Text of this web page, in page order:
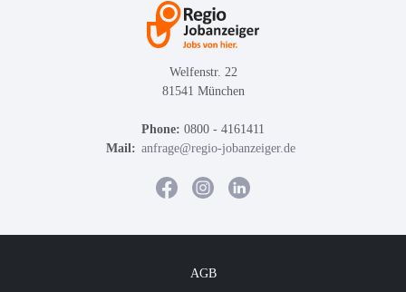
Welfenstr. 22
81541 München
Phone: 0800 - 4161411
Mail: anfrage@regio-jobanzeiger.de
AGB